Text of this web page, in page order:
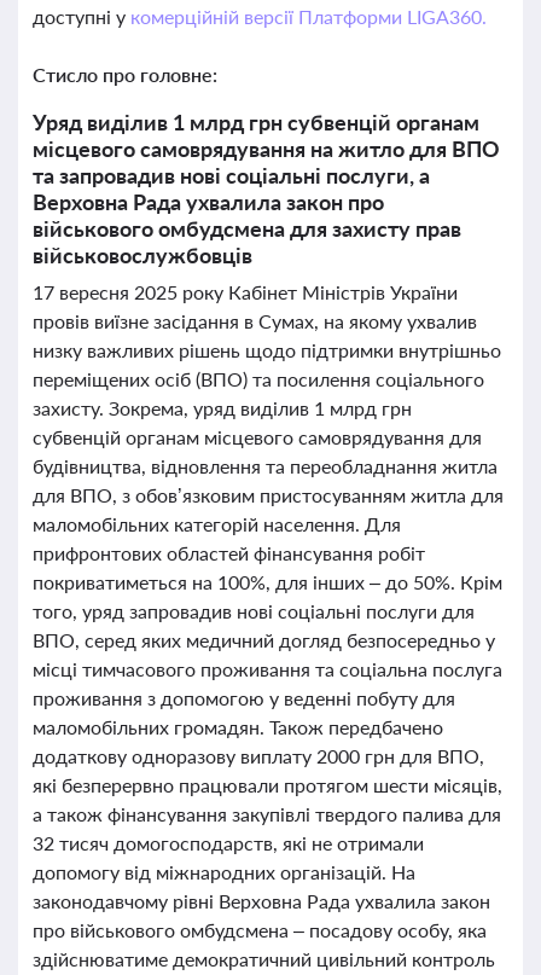
доступні у комерційній версії Платформи LIGA360.
Стисло про головне:
Уряд виділив 1 млрд грн субвенцій органам
місцевого самоврядування на житло для ВПО
та запровадив нові соціальні послуги, а
Верховна Рада ухвалила закон про
військового омбудсмена для захисту прав
військовослужбовців
17 вересня 2025 року Кабінет Міністрів України
провів виїзне засідання в Сумах, на якому ухвалив
низку важливих рішень щодо підтримки внутрішньо
переміщених осіб (ВПО) та посилення соціального
захисту. Зокрема, уряд виділив 1 млрд грн
субвенцій органам місцевого самоврядування для
будівництва, відновлення та переобладнання житла
для ВПО, з обов’язковим пристосуванням житла для
маломобільних категорій населення. Для
прифронтових областей фінансування робіт
покриватиметься на 100%, для інших – до 50%. Крім
того, уряд запровадив нові соціальні послуги для
ВПО, серед яких медичний догляд безпосередньо у
місці тимчасового проживання та соціальна послуга
проживання з допомогою у веденні побуту для
маломобільних громадян. Також передбачено
додаткову одноразову виплату 2000 грн для ВПО,
які безперервно працювали протягом шести місяців,
а також фінансування закупівлі твердого палива для
32 тисяч домогосподарств, які не отримали
допомогу від міжнародних організацій. На
законодавчому рівні Верховна Рада ухвалила закон
про військового омбудсмена – посадову особу, яка
здійснюватиме демократичний цивільний контроль